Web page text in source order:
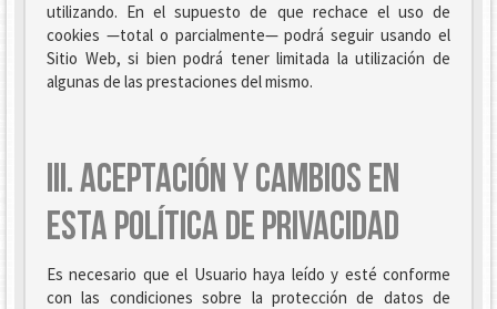
utilizando. En el supuesto de que rechace el uso de
cookies —total o parcialmente— podrá seguir usando el
Sitio Web, si bien podrá tener limitada la utilización de
algunas de las prestaciones del mismo.
III. ACEPTACIÓN Y CAMBIOS EN
ESTA POLÍTICA DE PRIVACIDAD
Es necesario que el Usuario haya leído y esté conforme
con las condiciones sobre la protección de datos de